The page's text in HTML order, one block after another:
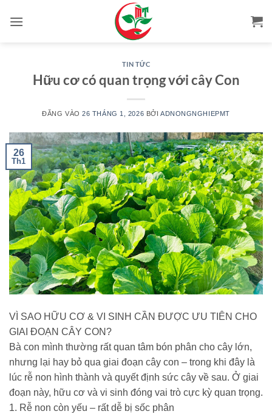
qua
TIN TỨC
Hữu cơ có quan trọng với cây Con
ĐĂNG VÀO26 THÁNG 1, 2026 BỞI ADNONGNGHIEPMT
26
Th1
VÌ SAO HỮU CƠ & VI SINH CẦN ĐƯỢC ƯU TIÊN CHO
GIAI ĐOẠN CÂY CON?
Bà con mình thường rất quan tâm bón phân cho cây lớn,
nhưng lại hay bỏ qua giai đoạn cây con – trong khi đây là
lúc rễ non hình thành và quyết định sức cây về sau. Ở giai
đoạn này, hữu cơ và vi sinh đóng vai trò cực kỳ quan trọng.
1. Rễ non còn yếu – rất dễ bị sốc phân